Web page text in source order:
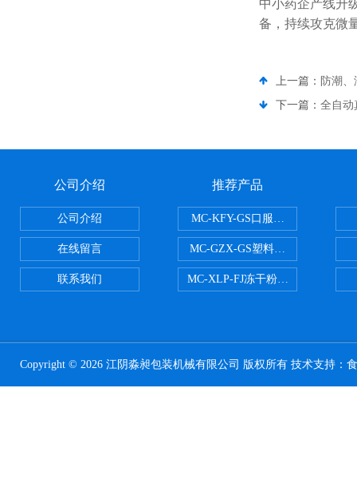
中小药企产线升
备，持续攻克微
上一篇： 防潮
下一篇： 全自动
公司介绍
公司介绍
在线留言
联系我们
推荐产品
MC-KFY-GS口服液灌装线
MC-GZX-GS塑料瓶高速跟踪式灌
MC-XLP-FJ冻干粉西林瓶灌装机
Copyright © 2026 江阴淼昶包装机械有限公司 版权所有 技术支持：